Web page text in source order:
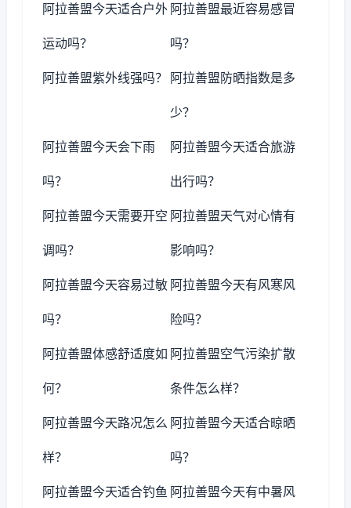
阿拉善盟今天适合户外
运动吗？
阿拉善盟最近容易感冒
吗？
阿拉善盟紫外线强吗？ 阿拉善盟防晒指数是多
少？
阿拉善盟今天会下雨
吗？
阿拉善盟今天适合旅游
出行吗？
阿拉善盟今天需要开空
调吗？
阿拉善盟天气对心情有
影响吗？
阿拉善盟今天容易过敏
吗？
阿拉善盟今天有风寒风
险吗？
阿拉善盟体感舒适度如
何？
阿拉善盟空气污染扩散
条件怎么样？
阿拉善盟今天路况怎么
样？
阿拉善盟今天适合晾晒
吗？
阿拉善盟今天适合钓鱼 阿拉善盟今天有中暑风